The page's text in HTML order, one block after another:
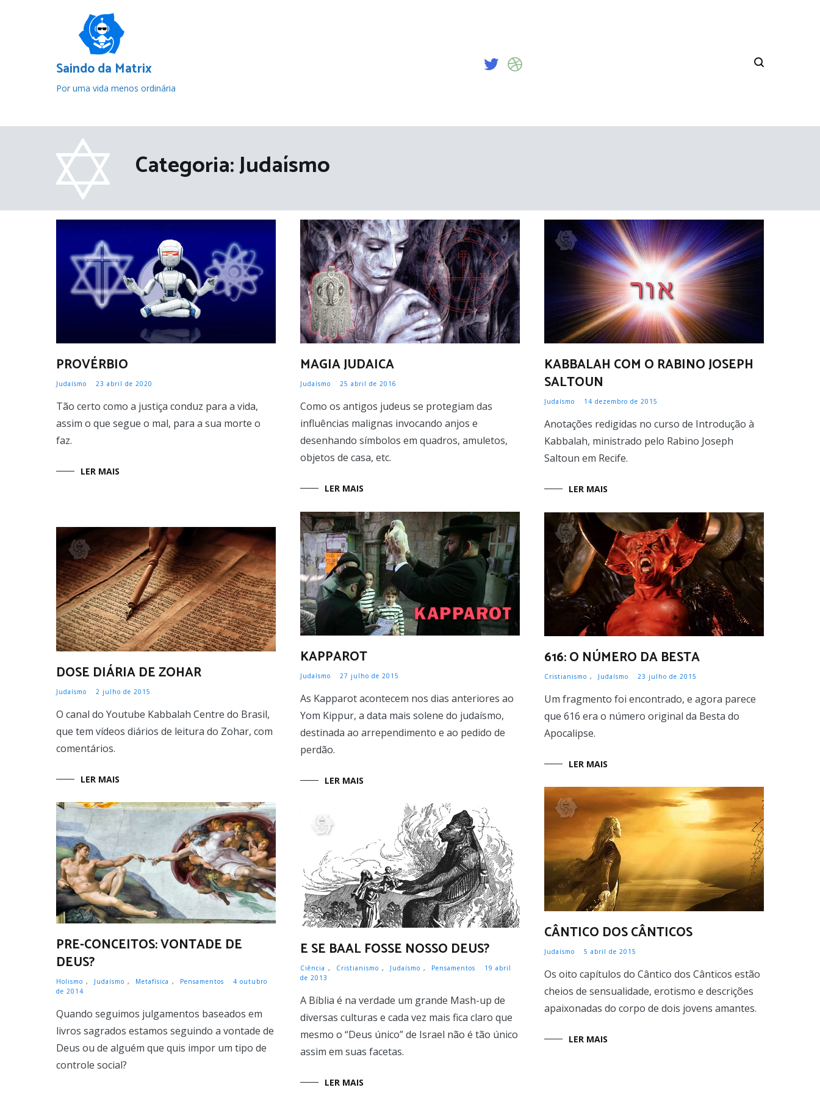
Saindo da Matrix
Por uma vida menos ordinária
Categoria:Judaísmo
PROVÉRBIO
Judaísmo 23 abril de 2020
Tão certo como a justiça conduz para a vida,
assim o que segue o mal, para a sua morte o
faz.
LER MAIS
MAGIA JUDAICA
Judaísmo 25 abril de 2016
Como os antigos judeus se protegiam das
influências malignas invocando anjos e
desenhando símbolos em quadros, amuletos,
objetos de casa, etc.
LER MAIS
KABBALAH COM O RABINO JOSEPH
SALTOUN
Judaísmo 14 dezembro de 2015
Anotações redigidas no curso de Introdução à
Kabbalah, ministrado pelo Rabino Joseph
Saltoun em Recife.
LER MAIS
KAPPAROT
Judaísmo 27 julho de 2015
As Kapparot acontecem nos dias anteriores ao
Yom Kippur, a data mais solene do judaísmo,
destinada ao arrependimento e ao pedido de
perdão.
LER MAIS
616: O NÚMERO DA BESTA
Cristianismo , Judaísmo 23 julho de 2015
Um fragmento foi encontrado, e agora parece
que 616 era o número original da Besta do
Apocalipse.
LER MAIS
DOSE DIÁRIA DE ZOHAR
Judaísmo 2 julho de 2015
O canal do Youtube Kabbalah Centre do Brasil,
que tem vídeos diários de leitura do Zohar, com
comentários.
LER MAIS
CÂNTICO DOS CÂNTICOS
Judaísmo 5 abril de 2015
Os oito capítulos do Cântico dos Cânticos estão
cheios de sensualidade, erotismo e descrições
apaixonadas do corpo de dois jovens amantes.
LER MAIS
PRE-CONCEITOS: VONTADE DE
DEUS?
Holismo , Judaísmo , Metafísica , Pensamentos
4 outubro
de 2014
Quando seguimos julgamentos baseados em
livros sagrados estamos seguindo a vontade de
Deus ou de alguém que quis impor um tipo de
controle social?
E SE BAAL FOSSE NOSSO DEUS?
Ciência , Cristianismo , Judaísmo , Pensamentos
19 abril
de 2013
A Bíblia é na verdade um grande Mash-up de
diversas culturas e cada vez mais fica claro que
mesmo o “Deus único” de Israel não é tão único
assim em suas facetas.
LER MAIS